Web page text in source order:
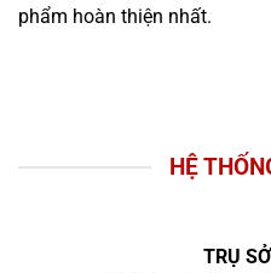
phẩm hoàn thiện nhất.
HỆ
TRỤ